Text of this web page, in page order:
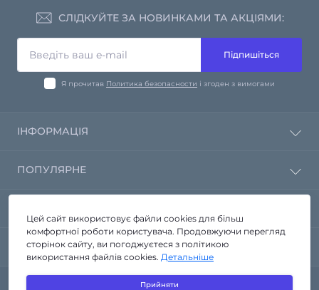
СЛІДКУЙТЕ ЗА НОВИНКАМИ ТА АКЦІЯМИ:
Підпишіться
Я прочитав Политика безопасности і згоден з вимогами
ІНФОРМАЦІЯ
Зворотній зв'язок
Повернення товару
Виробники
Акції
ПОПУЛЯРНЕ
Дзеркала від виробника
Корпусні меблі
Меблі у ванну кімнату
Меблі зі скла
Навісні полиці
м.. Запоріжжя вул. Стартова 3а
info@seria-a.com.ua
МЕСЕНДЖЕРИ
Telegram
Цей сайт використовує файли cookies для більш
комфортної роботи користувача. Продовжуючи перегляд
сторінок сайту, ви погоджуєтеся з політикою
використання файлів cookies. Детальніше
Прийняти